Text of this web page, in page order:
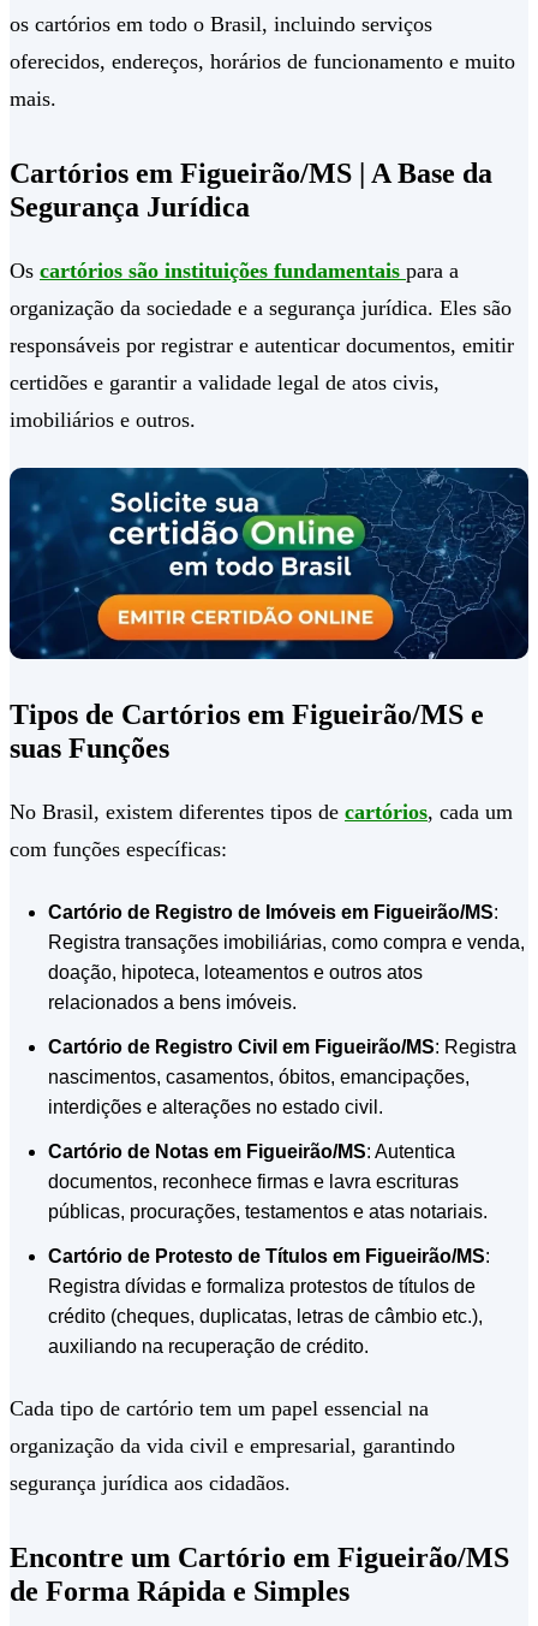
os cartórios em todo o Brasil, incluindo serviços
oferecidos, endereços, horários de funcionamento e muito
mais.
Cartórios em Figueirão/MS | A Base da
Segurança Jurídica
Os cartórios são instituições fundamentais para a
organização da sociedade e a segurança jurídica. Eles são
responsáveis por registrar e autenticar documentos, emitir
certidões e garantir a validade legal de atos civis,
imobiliários e outros.
Tipos de Cartórios em Figueirão/MS e
suas Funções
No Brasil, existem diferentes tipos de cartórios, cada um
com funções específicas:
Cartório de Registro de Imóveis em Figueirão/MS:
Registra transações imobiliárias, como compra e venda,
doação, hipoteca, loteamentos e outros atos
relacionados a bens imóveis.
Cartório de Registro Civil em Figueirão/MS: Registra
nascimentos, casamentos, óbitos, emancipações,
interdições e alterações no estado civil.
Cartório de Notas em Figueirão/MS: Autentica
documentos, reconhece firmas e lavra escrituras
públicas, procurações, testamentos e atas notariais.
Cartório de Protesto de Títulos em Figueirão/MS:
Registra dívidas e formaliza protestos de títulos de
crédito (cheques, duplicatas, letras de câmbio etc.),
auxiliando na recuperação de crédito.
Cada tipo de cartório tem um papel essencial na
organização da vida civil e empresarial, garantindo
segurança jurídica aos cidadãos.
Encontre um Cartório em Figueirão/MS
de Forma Rápida e Simples